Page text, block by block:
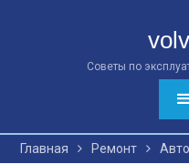
Советы по
Главная Ремонт